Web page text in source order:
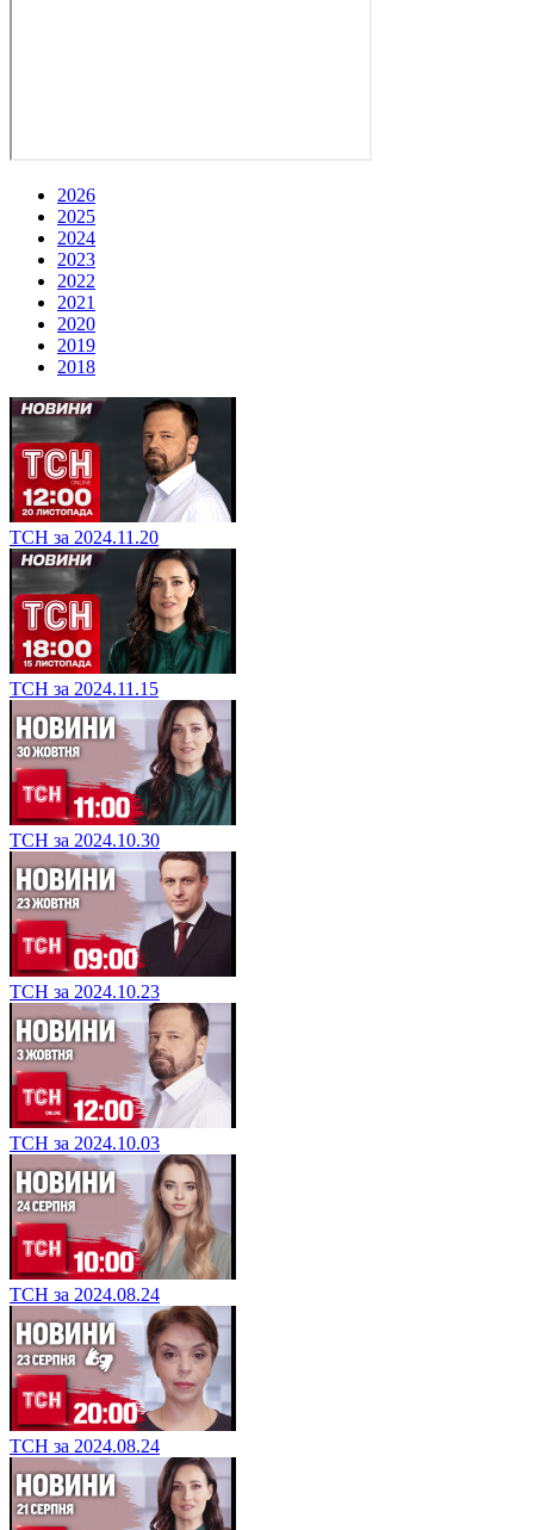
2026
2025
2024
2023
2022
2021
2020
2019
2018
ТСН за 2024.11.20
ТСН за 2024.11.15
ТСН за 2024.10.30
ТСН за 2024.10.23
ТСН за 2024.10.03
ТСН за 2024.08.24
ТСН за 2024.08.24